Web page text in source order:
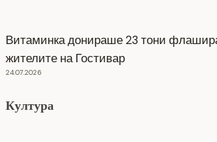
Витаминка донираше 23 тони
жителите на Гостивар
24.07.2026
Култура